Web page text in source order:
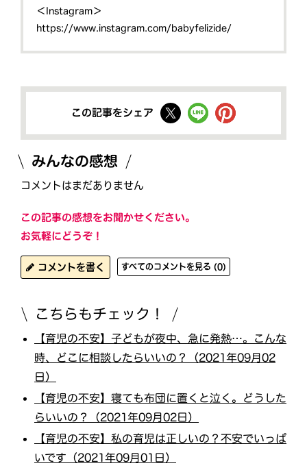
＜Instagram＞
https://www.instagram.com/babyfelizide/
この記事をシェア
みんなの感想
コメントはまだありません
この記事の感想をお聞かせください。
お気軽にどうぞ！
コメントを書く すべてのコメントを見る (0)
こちらもチェック！
【育児の不安】子どもが夜中、急に発熱…。こんな
時、どこに相談したらいいの？（2021年09月02
日）
【育児の不安】寝ても布団に置くと泣く。どうした
らいいの？（2021年09月02日）
【育児の不安】私の育児は正しいの？不安でいっぱ
いです（2021年09月01日）